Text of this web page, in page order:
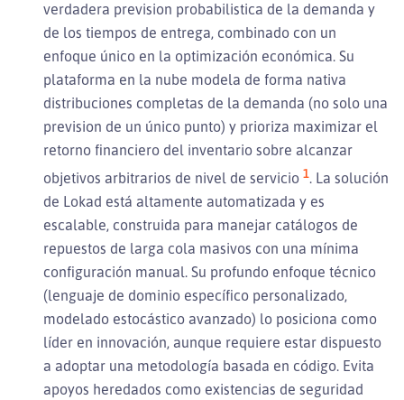
verdadera prevision probabilistica de la demanda y
de los tiempos de entrega, combinado con un
enfoque único en la optimización económica. Su
plataforma en la nube modela de forma nativa
distribuciones completas de la demanda (no solo una
prevision de un único punto) y prioriza maximizar el
retorno financiero del inventario sobre alcanzar
objetivos arbitrarios de nivel de servicio 1. La solución
de Lokad está altamente automatizada y es
escalable, construida para manejar catálogos de
repuestos de larga cola masivos con una mínima
configuración manual. Su profundo enfoque técnico
(lenguaje de dominio específico personalizado,
modelado estocástico avanzado) lo posiciona como
líder en innovación, aunque requiere estar dispuesto
a adoptar una metodología basada en código. Evita
apoyos heredados como existencias de seguridad